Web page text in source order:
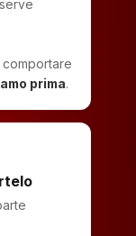
prima.